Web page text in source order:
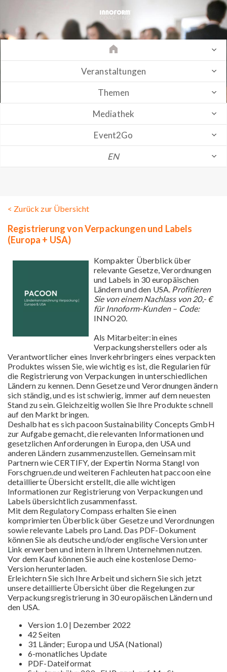
Veranstaltungen
Themen
Mediathek
Event2Go
EN
< Zurück zur Übersicht
Registrierung von Verpackungen und Labels
(Europa + USA)
Kompakter Überblick über
relevante Gesetze, Verordnungen
und Labels in 30 europäischen
Ländern und den USA. Profitieren
Sie von einem Nachlass von 20,- €
für Innoform-Kunden – Code:
INNO20.
Als Mitarbeiter:in eines
Verpackungsherstellers oder als
Verantwortlicher eines Inverkehrbringers eines verpackten
Produktes wissen Sie, wie wichtig es ist, die Regularien für
die Registrierung von Verpackungen in unterschiedlichen
Ländern zu kennen. Denn Gesetze und Verordnungen ändern
sich ständig, und es ist schwierig, immer auf dem neuesten
Stand zu sein. Gleichzeitig wollen Sie Ihre Produkte schnell
auf den Markt bringen.
Deshalb hat es sich pacoon Sustainability Concepts GmbH
zur Aufgabe gemacht, die relevanten Informationen und
gesetzlichen Anforderungen in Europa, den USA und
anderen Ländern zusammenzustellen. Gemeinsam mit
Partnern wie CERTIFY, der Expertin Norma Stangl von
Forschgruen.de und weiteren Fachleuten hat paccoon eine
detaillierte Übersicht erstellt, die alle wichtigen
Informationen zur Registrierung von Verpackungen und
Labels übersichtlich zusammenfasst.
Mit dem Regulatory Compass erhalten Sie einen
komprimierten Überblick über Gesetze und Verordnungen
sowie relevante Labels pro Land. Das PDF-Dokument
können Sie als deutsche und/oder englische Version unter
Link erwerben und intern in Ihrem Unternehmen nutzen.
Vor dem Kauf können Sie auch eine kostenlose Demo-
Version herunterladen.
Erleichtern Sie sich Ihre Arbeit und sichern Sie sich jetzt
unsere detaillierte Übersicht über die Regelungen zur
Verpackungsregistrierung in 30 europäischen Ländern und
den USA.
Version 1.0 | Dezember 2022
42 Seiten
31 Länder; Europa und USA (National)
6-monatliches Update
PDF-Dateiformat